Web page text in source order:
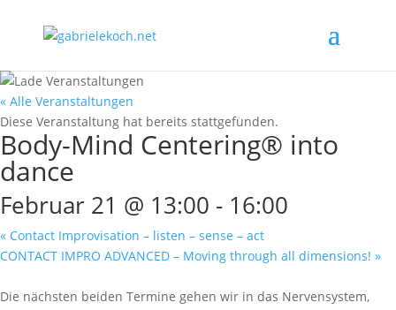
« Alle Veranstaltungen
Diese Veranstaltung hat bereits stattgefunden.
Body-Mind Centering® into
dance
Februar 21 @ 13:00 - 16:00
« Contact Improvisation – listen – sense – act
CONTACT IMPRO ADVANCED – Moving through all dimensions! »
Die nächsten beiden Termine gehen wir in das Nervensystem,